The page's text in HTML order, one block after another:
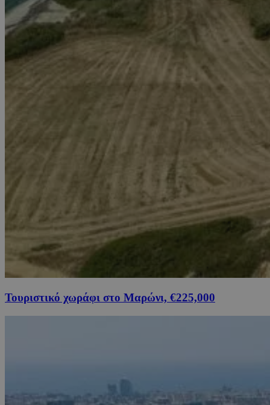
Τουριστικό χωράφι στο Μαρώνι, €225,000